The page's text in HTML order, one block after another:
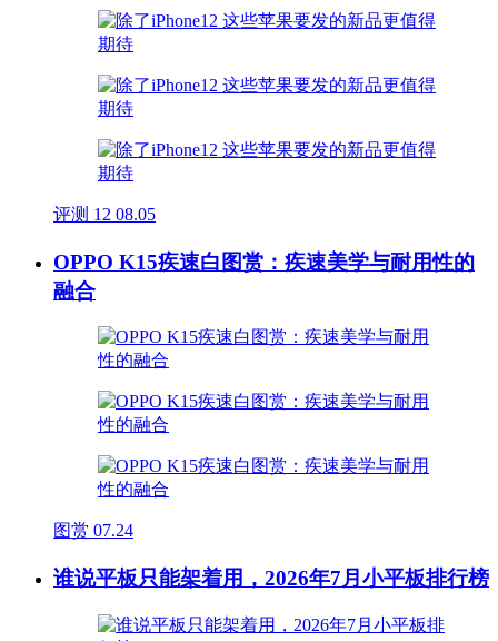
评测 12 08.05
OPPO K15疾速白图赏：疾速美学与耐用性的
融合
图赏 07.24
谁说平板只能架着用，2026年7月小平板排行榜